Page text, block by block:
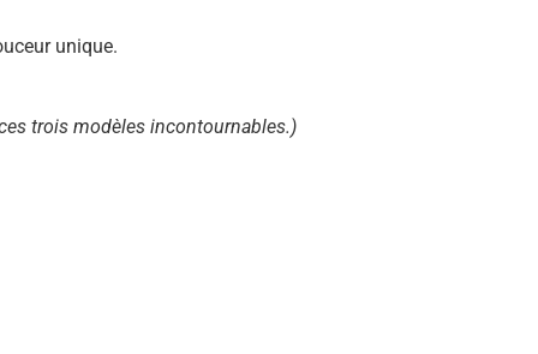
unique.
trois modèles incontournables.)